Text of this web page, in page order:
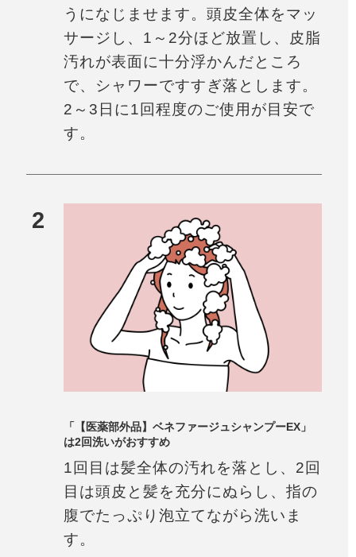
うになじませます。頭皮全体をマッ
サージし、1～2分ほど放置し、皮脂
汚れが表面に十分浮かんだところ
で、シャワーですすぎ落とします。
2～3日に1回程度のご使用が目安で
す。
2
「【医薬部外品】ベネファージュシャンプーEX」
は2回洗いがおすすめ
1回目は髪全体の汚れを落とし、2回
目は頭皮と髪を充分にぬらし、指の
腹でたっぷり泡立てながら洗いま
す。